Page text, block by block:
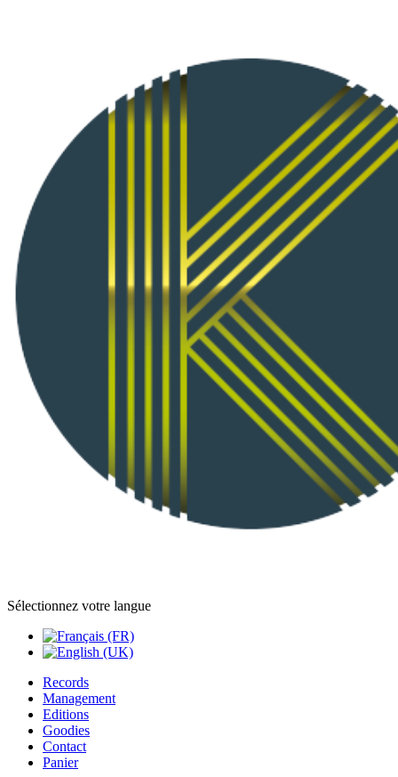
Sélectionnez votre langue
Records
Management
Editions
Goodies
Contact
Panier